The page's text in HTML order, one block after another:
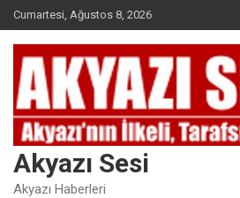
Skip
to
content
Cumartesi, Ağustos 8, 2026
Akyazı Sesi
Akyazı Haberleri